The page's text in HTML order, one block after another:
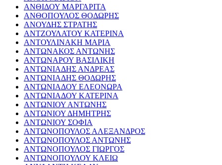
ΑΝΘΙΔΟΥ ΜΑΡΓΑΡΙΤΑ
ΑΝΘΟΠΟΥΛΟΣ ΘΟΔΩΡΗΣ
ΑΝΟΥΔΗΣ ΣΤΡΑΤΗΣ
ΑΝΤΖΟΥΛΑΤΟΥ ΚΑΤΕΡΙΝΑ
ΑΝΤΟΥΛΙΝΑΚΗ ΜΑΡΙΑ
ΑΝΤΩΝΑΚΟΣ ΑΝΤΩΝΗΣ
ΑΝΤΩΝΑΡΟΥ ΒΑΣΙΛΙΚΗ
ΑΝΤΩΝΙΑΔΗΣ ΑΝΔΡΕΑΣ
ΑΝΤΩΝΙΑΔΗΣ ΘΟΔΩΡΗΣ
ΑΝΤΩΝΙΑΔΟΥ ΕΛΕΟΝΩΡΑ
ΑΝΤΩΝΙΑΔΟΥ ΚΑΤΕΡΙΝΑ
ΑΝΤΩΝΙΟΥ ΑΝΤΩΝΗΣ
ΑΝΤΩΝΙΟΥ ΔΗΜΗΤΡΗΣ
ΑΝΤΩΝΙΟΥ ΣΟΦΙΑ
ΑΝΤΩΝΟΠΟΥΛΟΣ ΑΛΕΞΑΝΔΡΟΣ
ΑΝΤΩΝΟΠΟΥΛΟΣ ΑΝΤΩΝΗΣ
ΑΝΤΩΝΟΠΟΥΛΟΣ ΓΙΩΡΓΟΣ
ΑΝΤΩΝΟΠΟΥΛΟΥ ΚΛΕΙΩ